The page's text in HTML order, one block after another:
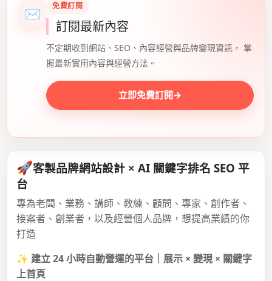
✉ 免費訂閱
訂閱最新內容
不定期收到網站、SEO、內容經營與品牌變現資訊， 掌
握最新實用內容與經營方法。
立即免費訂閱→
🚀客製品牌網站設計 × AI 關鍵字排名 SEO 平
台
專為老闆、業務、講師、教練、顧問、專家、創作者、
接案者、創業者，以及經營個人品牌，想提高業績的你
打造
✨ 建立 24 小時自動營運的平台｜展示 × 變現 × 關鍵字
上首頁